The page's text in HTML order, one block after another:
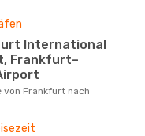
Frankfurt–